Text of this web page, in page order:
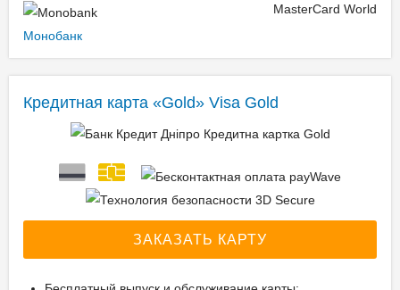
Монобанк
MasterCard World
Кредитная карта «Gold» Visa Gold
ЗАКАЗАТЬ КАРТУ